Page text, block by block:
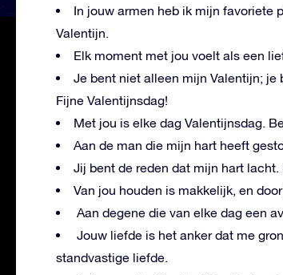
In jouw armen heb ik mijn favoriete
Valentijn.
Elk moment met jou voelt als een
Je bent niet alleen mijn Valentijn;
Fijne Valentijnsdag!
Met jou is elke dag Valentijnsdag.
Aan de man die mijn hart heeft
Jij bent de reden dat mijn hart
Van jou houden is makkelijk, en
Aan degene die van elke dag een
Jouw liefde is het anker dat me
standvastige liefde.